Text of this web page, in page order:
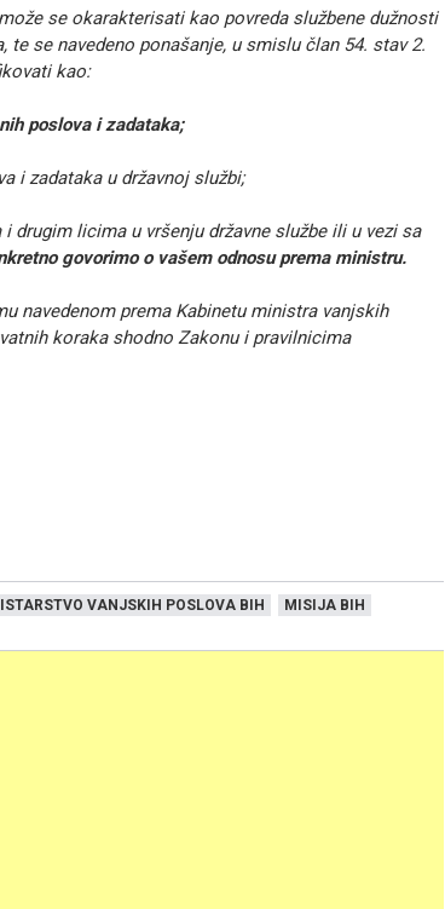
se okarakterisati kao povreda službene dužnosti
se navedeno ponašanje, u smislu član 54. stav 2.
kao:
poslova i zadataka;
i zadataka u državnoj službi;
drugim licima u vršenju državne službe ili u vezi sa
govorimo o vašem odnosu prema ministru.
navedenom prema Kabinetu ministra vanjskih
koraka shodno Zakonu i pravilnicima
VANJSKIH POSLOVA BIH
MISIJA BIH